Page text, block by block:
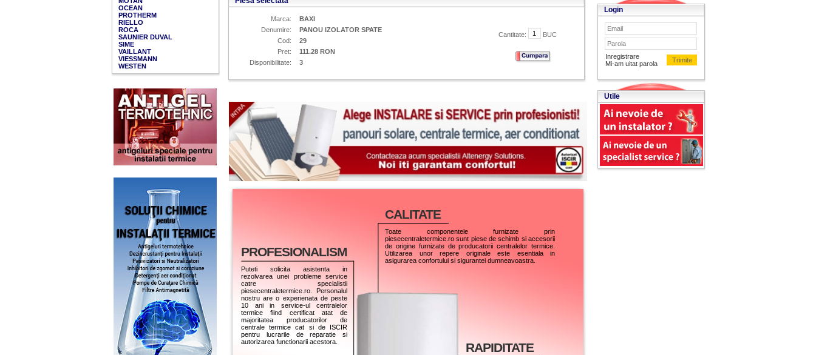
OCEAN
PROTHERM
RIELLO
ROCA
SAUNIER DUVAL
SIME
VAILLANT
VIESSMANN
WESTEN
Marca:
BAXI
Denumire:
PANOU IZOLATOR SPATE
Cod:
29
Pret:
111.28 RON
Disponibilitate:
3
Cantitate: BUC
PROFESIONALISM
Puteti solicita asistenta in
rezolvarea unei probleme service
catre specialistii
piesecentraletermice.ro. Personalul
nostru are o experienata de peste
10 ani in service-ul centralelor
termice fiind certificat atat de
majoritatea producatorilor de
centrale termice cat si de ISCIR
pentru lucrarile de reparatie si
autorizarea functionarii acestora.
CALITATE
Toate componentele furnizate prin
piesecentraletermice.ro sunt piese de schimb si accesorii
de origine furnizate de producatorii centralelor termice.
Utilizarea unor repere originale este esentiala in
asigurarea confortului si sigurantei dumneavoastra.
RAPIDITATE
Login
Inregistrare
Mi-am uitat parola
Utile